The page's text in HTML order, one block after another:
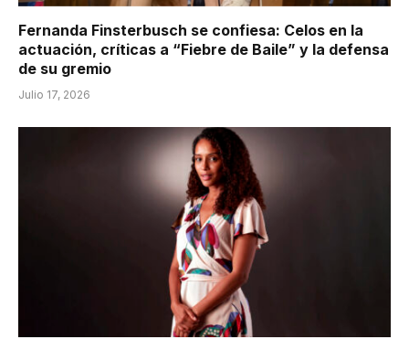
Fernanda Finsterbusch se confiesa: Celos en la
actuación, críticas a “Fiebre de Baile” y la defensa
de su gremio
Julio 17, 2026